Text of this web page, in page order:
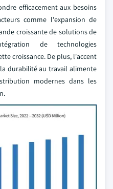
efficacement aux besoins
comme l'expansion de
croissante de solutions de
de technologies
croissance. De plus, l'accent
durabilité au travail alimente
modernes dans les